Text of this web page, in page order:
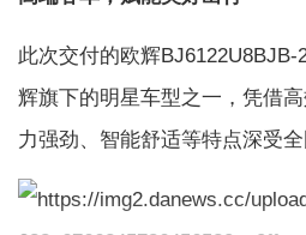
此次交付的欧辉
辉旗下的明星车型之一，凭借
力强劲、智能舒适等特点深受全